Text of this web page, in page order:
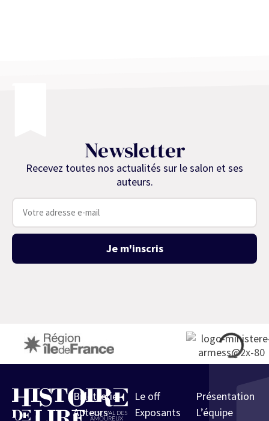
Newsletter
Recevez toutes nos actualités sur le salon et ses
auteurs.
Je m'inscris
Billetterie
Auteurs
Le off
Exposants
Présentation
L’équipe